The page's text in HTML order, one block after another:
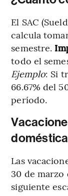
El SAC
calcula
semestre.
todo el
Ejemplo: Si
66.67% del
período.
Las
30 de marzo
siguiente